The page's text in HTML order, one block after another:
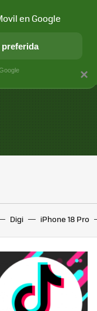
APLICACIONES
Digi iPhone 18 Pro
×
en Google